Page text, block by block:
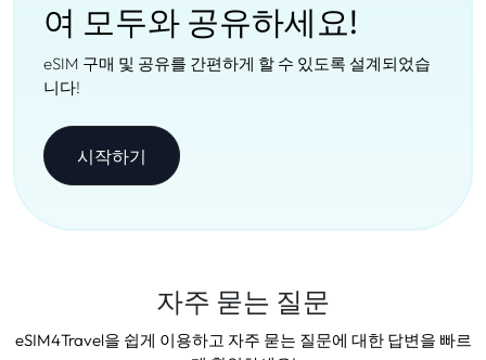
여 모두와 공유하세요!
eSIM 구매 및 공유를 간편하게 할 수 있도록 설계되었습
니다!
시작하기
자주 묻는 질문
eSIM4Travel을 쉽게 이용하고 자주 묻는 질문에 대한 답변을 빠르